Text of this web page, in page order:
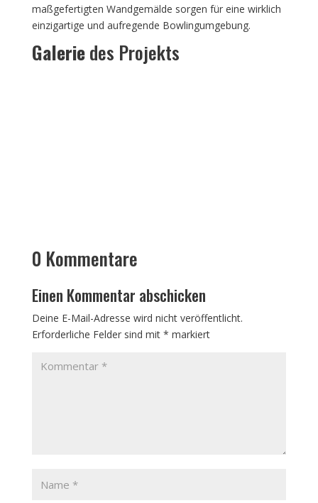
maßgefertigten Wandgemälde sorgen für eine wirklich
einzigartige und aufregende Bowlingumgebung.
Galeriedes Projekts
0 Kommentare
Einen Kommentar abschicken
Deine E-Mail-Adresse wird nicht veröffentlicht.
Erforderliche Felder sind mit * markiert